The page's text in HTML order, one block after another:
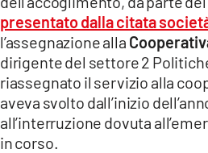
LACTV.IT
LACONAIR.IT
LACITYMAG.IT
ILREGGINO.IT
COSENZACHANNEL.IT
presentato dalla citata
l’assegnazione alla
dirigente del settore 2
riassegnato il servizio alla
aveva svolto dall’inizio
all’interruzione dovuta
in corso.